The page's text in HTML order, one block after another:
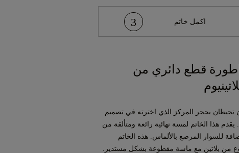
3 اكمل خاتم
قطع دائري من
تحيطان بحجر المركز الذي اخترته في تصميم
يقدم هذا الخاتم لمسة نهائية رائعة ومتألقة من
للسوار المرصع بالألماس. هذه الخاتم
من بلاتين مع ماسة مقطوعة بشكل مستدير.